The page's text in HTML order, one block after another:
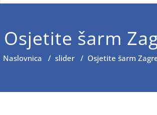
Osjetite šarm
Naslovnica / slider / Osjetite šarm